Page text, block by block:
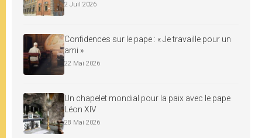
2 Juil 2026
Confidences sur le pape : « Je travaille pour un
ami »
22 Mai 2026
Un chapelet mondial pour la paix avec le pape
Léon XIV
28 Mai 2026